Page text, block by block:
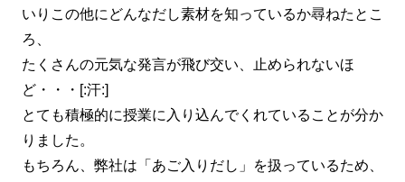
いりこの他にどんなだし素材を知っているか尋ねたとこ
ろ、
たくさんの元気な発言が飛び交い、止められないほ
ど・・・[:汗:]
とても積極的に授業に入り込んでくれていることが分か
りました。
もちろん、弊社は「あご入りだし」を扱っているため、